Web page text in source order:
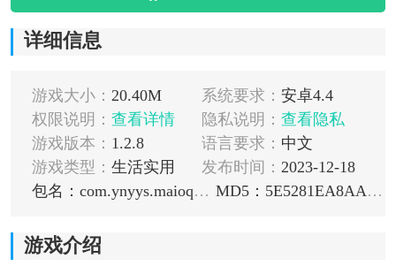
详细信息
游戏大小： 20.40M 系统要求： 安卓4.4
权限说明： 查看详情 隐私说明： 查看隐私
游戏版本： 1.2.8 语言要求： 中文
游戏类型： 生活实用 发布时间： 2023-12-18
包名：com.ynyys.maioquxian
MD5：5E5281EA8AA5894835CEA2761964EFBB
游戏介绍